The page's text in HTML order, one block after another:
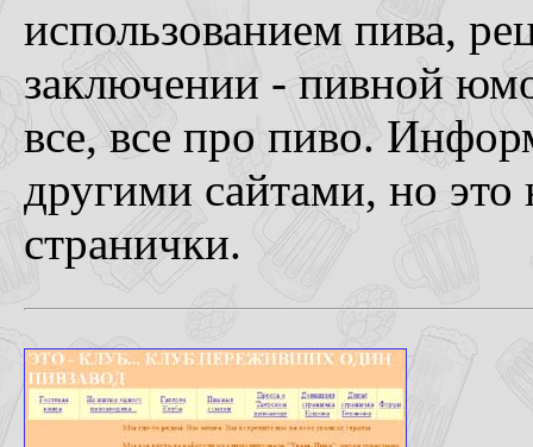
использованием пива,
заключении - пивной
все, все про пиво.
другими сайтами, но это
странички.